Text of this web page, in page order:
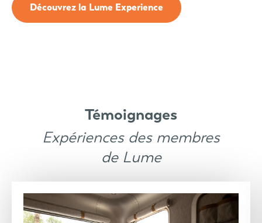
Découvrez la Lume Experience
Témoignages
Expériences des membres
de Lume